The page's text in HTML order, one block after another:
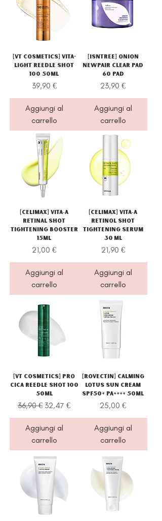
[VT Cosmetics] Vita-
Light Reedle Shot
100 50ml
Prezzo
39,90 €
Aggiungi al
carrello
[Isntree] Onion
Newpair Clear Pad
60 pad
Prezzo
23,90 €
Aggiungi al
carrello
[Celimax] VITA‑A
Retinal Shot
Tightening Booster
15ml
Prezzo
21,00 €
Aggiungi al
carrello
[Celimax] VITA‑A
Retinol Shot
Tightening Serum
30 ml
Prezzo
21,90 €
Aggiungi al
carrello
[VT Cosmetics] Pro
Cica Reedle Shot 100
50ml
Prezzo regolare
36,90 € Prezzo scontato
32,47 €
Aggiungi al
carrello
[Rovectin] Calming
Lotus Sun Cream
SPF50+ PA++++ 50ml
Prezzo
25,00 €
Aggiungi al
carrello